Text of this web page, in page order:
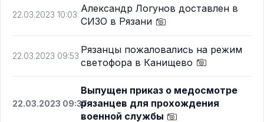
22.03.2023 10:03
Александр Логунов доставлен в
СИЗО в Рязани
22.03.2023 09:53
Рязанцы пожаловались на режим
светофора в Канищево
22.03.2023 09:37
Выпущен приказ о медосмотре
рязанцев для прохождения
военной службы